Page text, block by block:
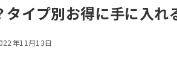
イプ別お得に手に入れ
年11月13日